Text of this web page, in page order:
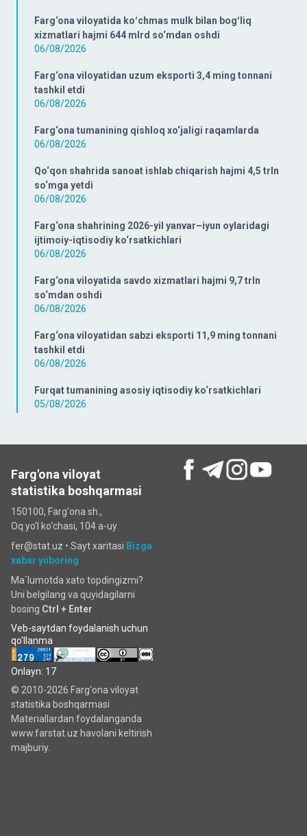
Farg‘ona viloyatida koʻchmas mulk bilan bogʻliq
xizmatlari hajmi 644 mlrd so‘mdan oshdi
06/08/2026
Farg‘ona viloyatidan uzum eksporti 3,4 ming tonnani
tashkil etdi
06/08/2026
Farg‘ona tumanining qishloq xo‘jaligi raqamlarda
06/08/2026
Qo‘qon shahrida sanoat ishlab chiqarish hajmi 4,5 trln
so‘mga yetdi
06/08/2026
Farg‘ona shahrining 2026-yil yanvar–iyun oylaridagi
ijtimoiy-iqtisodiy ko‘rsatkichlari
06/08/2026
Farg‘ona viloyatida savdo xizmatlari hajmi 9,7 trln
so‘mdan oshdi
06/08/2026
Farg‘ona viloyatidan sabzi eksporti 11,9 ming tonnani
tashkil etdi
06/08/2026
Furqat tumanining asosiy iqtisodiy ko‘rsatkichlari
05/08/2026
Farg'ona viloyat
statistika boshqarmasi
150100, Farg'ona sh.,
Oq yo'l ko‘chаsi, 104 a-uy
fer@stat.uz • Sayt xaritasi Bizga
xabar yuboring
Ma`lumotda xato topdingizmi?
Uni belgilang va quyidagilarni
bosing Ctrl + Enter
Veb-saytdan foydalanish uchun
qo'llanma
Onlayn: 17
© 2010-2026 Farg‘ona viloyat
statistika boshqarmasi
Materiallardan foydalanganda
www.farstat.uz havolani keltirish
majburiy.